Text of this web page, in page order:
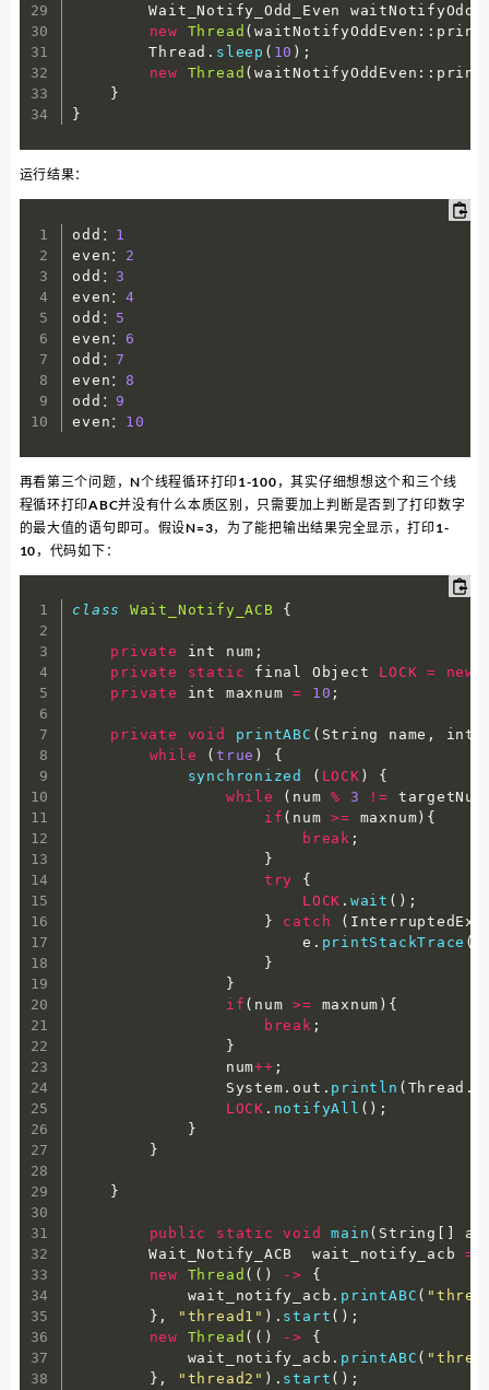
Wait_Notify_Odd_Even
new
Thread (waitNotifyOddEven : :
        Thread
. sleep ( 10 ) ;
new
Thread (waitNotifyOddEven : :
}
}
运行结果：
odd： 1
even： 2
odd：3
even：4
odd： 5
even：6
odd：7
even：8
odd： 9
even： 10
再看第三个问题，N个线程循环打印1-100，其实仔细想想这个和三个线
程循环打印ABC并没有什么本质区别，只需要加上判断是否到了打印数字
的最大值的语句即可。假设N=3，为了能把输出结果完全显示，打印1-
10，代码如下：
class Wait_Notify_ACB {
private int num ;
private
static final Object LOCK = new
private
int maxnum = 10 ;
private void printABC ( String name ,
int
while
( true )
{
synchronized
( LOCK )
{
while
( num % 3 != targetNum
if ( num >= maxnum ) {
break ;
}
try
{
LOCK . wait ( ) ;
}
catch (
                        e
. printStackTrace (
}
}
if ( num >= maxnum ) {
break ;
}
                num
++ ;
                System
. out . println ( Thread .
LOCK . notifyAll ( ) ;
}
}
}
public static void main ( String
        Wait_Notify_ACB  wait_notify_acb
=
new
Thread ( ( ) ->
{
            wait_notify_acb
. printABC (
} , "thread1" ) . start ( ) ;
new
Thread ( ( ) ->
{
            wait_notify_acb
. printABC (
} , "thread2" ) . start ( ) ;